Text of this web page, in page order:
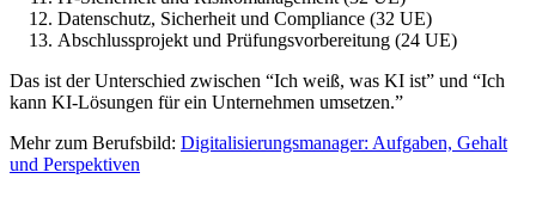
Datenschutz, Sicherheit und Compliance (32 UE)
Abschlussprojekt und Prüfungsvorbereitung (24 UE)
Das ist der Unterschied zwischen “Ich weiß, was KI ist” und “Ich
kann KI-Lösungen für ein Unternehmen umsetzen.”
Mehr zum Berufsbild: Digitalisierungsmanager: Aufgaben, Gehalt
und Perspektiven